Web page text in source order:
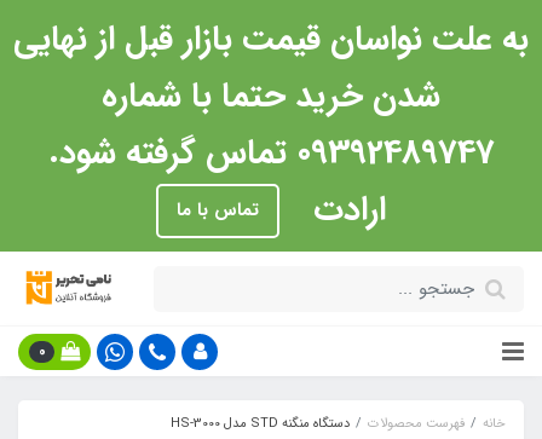
به علت نواسان قیمت بازار قبل از نهایی
شدن خرید حتما با شماره
09392489747 تماس گرفته شود.
ارادت
تماس با ما
0
خانه فهرست محصولات دستگاه منگنه STD مدل HS-3000